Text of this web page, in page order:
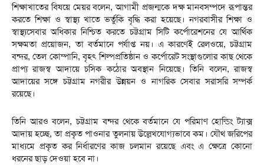
শিক্ষাখাতের বিষয়ে মেয়র বলেন, আগামী প্রজন্মকে দক্ষ মানবসম্পদে রূপান্তর
করতে শিক্ষা ও স্বাস্থ্য খাতে ভর্তুকি বৃদ্ধি করা হয়েছে। নগরবাসীর শিক্ষা ও
স্বাস্থ্যসেবার অধিকার নিশ্চিত করতে চট্টগ্রাম সিটি কর্পোরেশনের যে আর্থিক
সক্ষমতা প্রয়োজন, তা বর্তমানে পর্যাপ্ত নয়। এ কারণেই রেলওয়ে, চট্টগ্রাম
বন্দর, তেল কোম্পানি, বৃহৎ শিল্পপ্রতিষ্ঠান ও কর্পোরেট সংস্থাগুলোর কাছ থেকে
প্রাপ্য রাজস্ব আদায়ে চসিক কঠোর অবস্থান নিয়েছে। তিনি বলেন, রাজস্ব
আদায়ের সঙ্গে চট্টগ্রাম নগরীর উন্নয়ন ও নাগরিক সেবার সরাসরি সম্পর্ক
রয়েছে।
তিনি আরও বলেন, চট্টগ্রাম বন্দর থেকে বর্তমানে যে পরিমাণ হোল্ডিং ট্যাক্স
আদায় হচ্ছে, তা প্রকৃত পাওনার তুলনায় উল্লেখযোগ্যভাবে কম। যৌথ জরিপের
মাধ্যমে প্রকৃত কর নির্ধারণের কাজ চলমান রয়েছে এবং এ ক্ষেত্রে কোনো
ধরনের ছাড় দেওয়া হবে না।